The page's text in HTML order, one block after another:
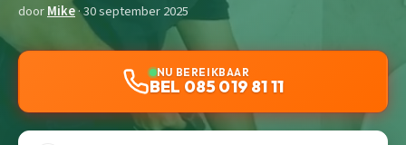
doorMike· 30 september 2025
NU BEREIKBAAR
BEL 085 019 81 11